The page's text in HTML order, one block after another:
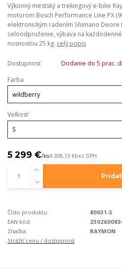
Výkonný mestský a trekingový e-bike
motorom Bosch Performance Line PX
elektronickým radením Shimano Deore
celoodpruženie, výbava na
nosnosťou 25 kg. celý popis
Dostupnosť
Dodanie do 5 prac.
Farba
Veľkosť
5 299 €/ks4 308,13 €bez DPH
Číslo produktu:
80031-5
EAN kód:
Značka:
RAYMON
Strážiť cenu / dostupnosť